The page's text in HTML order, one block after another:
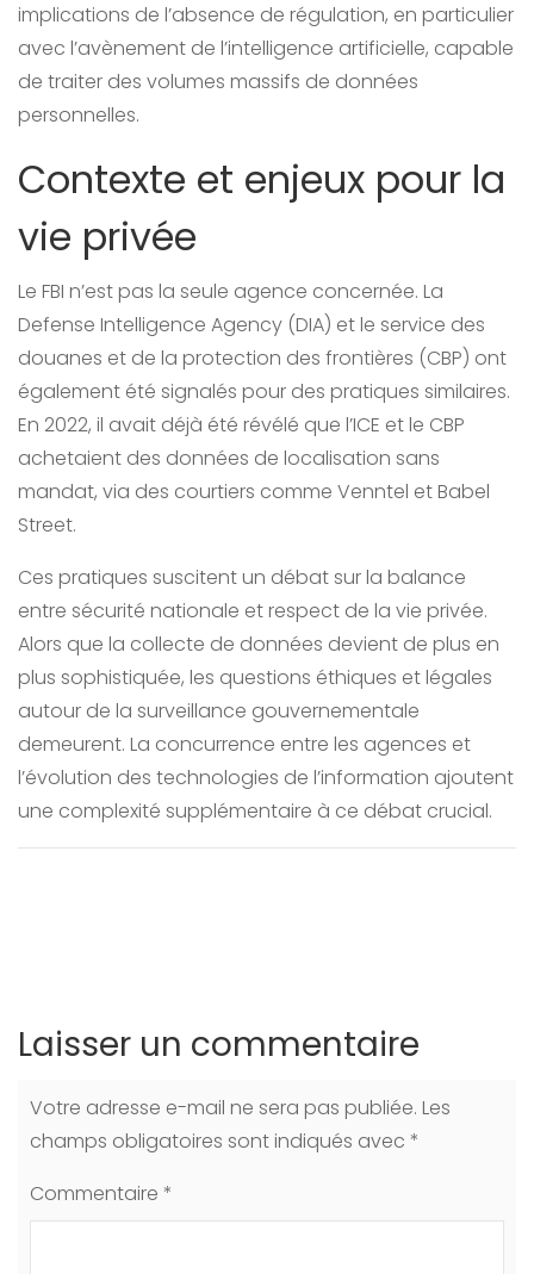
implications de l’absence de régulation, en particulier
avec l’avènement de l’intelligence artificielle, capable
de traiter des volumes massifs de données
personnelles.
Contexte et enjeux pour la
vie privée
Le FBI n’est pas la seule agence concernée. La
Defense Intelligence Agency (DIA) et le service des
douanes et de la protection des frontières (CBP) ont
également été signalés pour des pratiques similaires.
En 2022, il avait déjà été révélé que l’ICE et le CBP
achetaient des données de localisation sans
mandat, via des courtiers comme Venntel et Babel
Street.
Ces pratiques suscitent un débat sur la balance
entre sécurité nationale et respect de la vie privée.
Alors que la collecte de données devient de plus en
plus sophistiquée, les questions éthiques et légales
autour de la surveillance gouvernementale
demeurent. La concurrence entre les agences et
l’évolution des technologies de l’information ajoutent
une complexité supplémentaire à ce débat crucial.
Laisser un commentaire
Votre adresse e-mail ne sera pas publiée. Les
champs obligatoires sont indiqués avec *
Commentaire *